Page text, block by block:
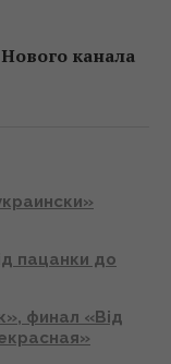
канала
пацанки до
финал «Від